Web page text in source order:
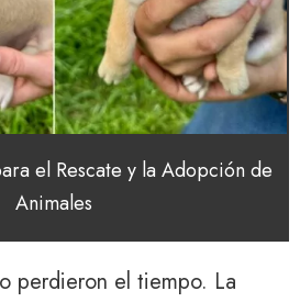
el Rescate y la Adopción de
Animales
perdieron el tiempo. La